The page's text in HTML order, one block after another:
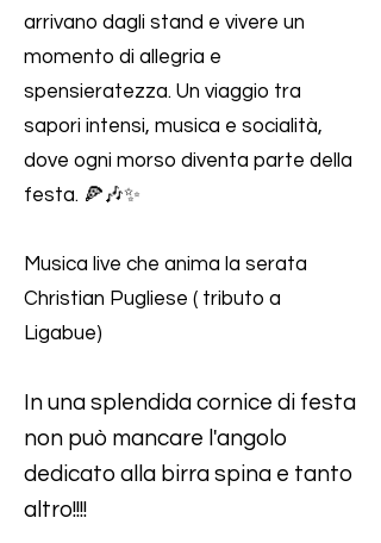
arrivano dagli stand e vivere un
momento di allegria e
spensieratezza. Un viaggio tra
sapori intensi, musica e socialità,
dove ogni morso diventa parte della
festa. 🍕🎶✨
Musica live che anima la serata
Christian Pugliese ( tributo a
Ligabue)
In una splendida cornice di festa
non può mancare l'angolo
dedicato alla birra spina e tanto
altro!!!!